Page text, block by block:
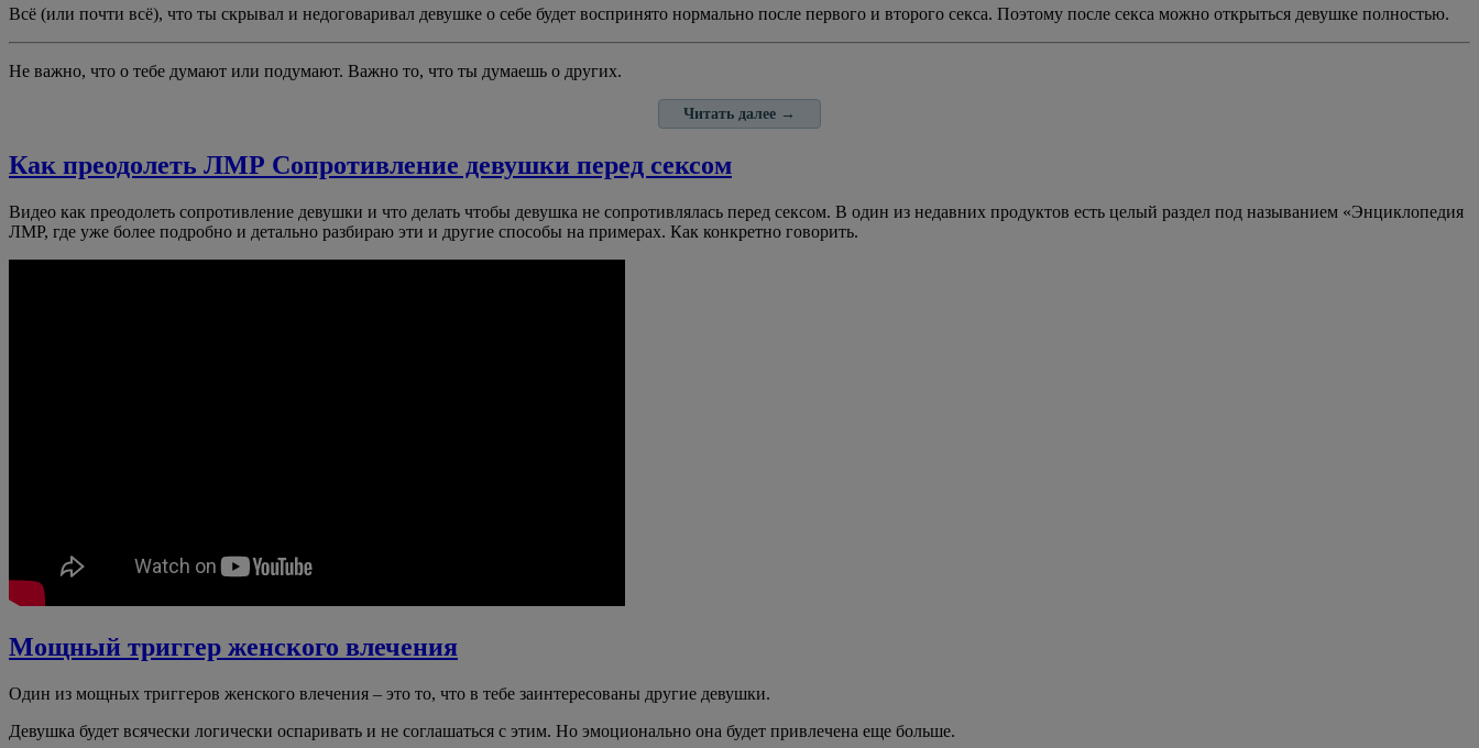
Всё (или почти всё), что ты скрывал и недоговаривал девушке о себе будет воспринято нормально после первого и второго секса. Поэтому после секса можно открыться девушке полностью.
Не важно, что о тебе думают или подумают. Важно то, что ты думаешь о других.
Читать далее →
Как преодолеть ЛМР Сопротивление девушки перед сексом
Видео как преодолеть сопротивление девушки и что делать чтобы девушка не сопротивлялась перед сексом. В один из недавних продуктов есть целый раздел под называнием «Энциклопедия
ЛМР, где уже более подробно и детально разбираю эти и другие способы на примерах. Как конкретно говорить.
Мощный триггер женского влечения
Один из мощных триггеров женского влечения – это то, что в тебе заинтересованы другие девушки.
Девушка будет всячески логически оспаривать и не соглашаться с этим. Но эмоционально она будет привлечена еще больше.